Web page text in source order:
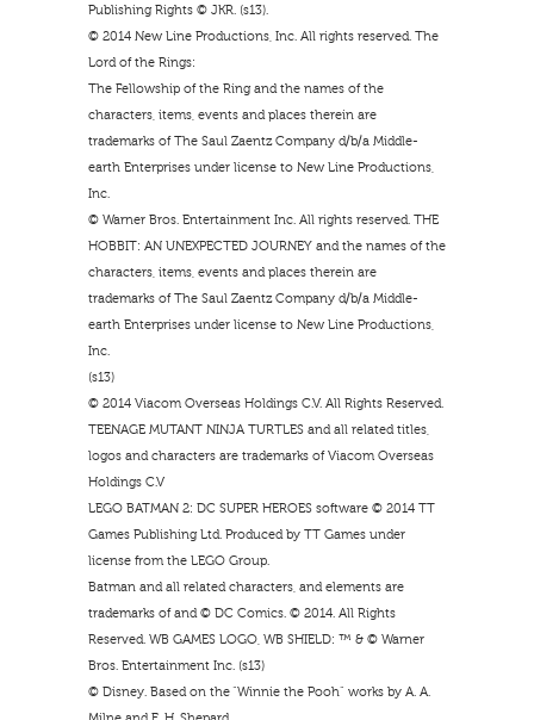
Publishing Rights © JKR. (s13).
© 2014 New Line Productions, Inc. All rights reserved. The
Lord of the Rings:
The Fellowship of the Ring and the names of the
characters, items, events and places therein are
trademarks of The Saul Zaentz Company d/b/a Middle-
earth Enterprises under license to New Line Productions,
Inc.
© Warner Bros. Entertainment Inc. All rights reserved. THE
HOBBIT: AN UNEXPECTED JOURNEY and the names of the
characters, items, events and places therein are
trademarks of The Saul Zaentz Company d/b/a Middle-
earth Enterprises under license to New Line Productions,
Inc.
(s13)
© 2014 Viacom Overseas Holdings C.V. All Rights Reserved.
TEENAGE MUTANT NINJA TURTLES and all related titles,
logos and characters are trademarks of Viacom Overseas
Holdings C.V
LEGO BATMAN 2: DC SUPER HEROES software © 2014 TT
Games Publishing Ltd. Produced by TT Games under
license from the LEGO Group.
Batman and all related characters, and elements are
trademarks of and © DC Comics. © 2014. All Rights
Reserved. WB GAMES LOGO, WB SHIELD: ™ & © Warner
Bros. Entertainment Inc. (s13)
© Disney. Based on the “Winnie the Pooh” works by A. A.